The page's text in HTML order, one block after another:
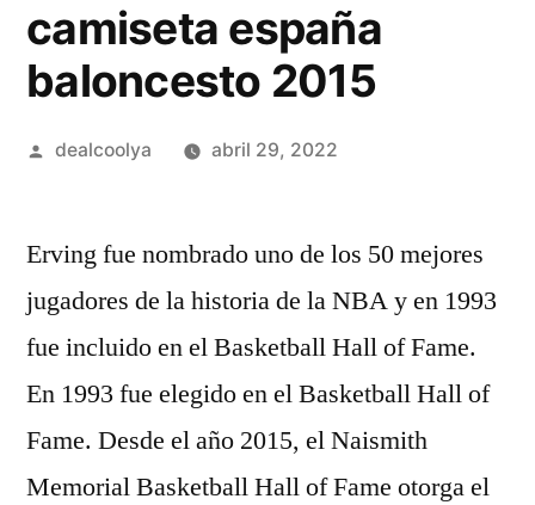
camiseta españa
baloncesto 2015
Publicado
dealcoolya abril 29, 2022
Erving fue nombrado uno de los 50 mejores
jugadores de la historia de la NBA y en 1993
fue incluido en el Basketball Hall of Fame.
En 1993 fue elegido en el Basketball Hall of
Fame. Desde el año 2015, el Naismith
Memorial Basketball Hall of Fame otorga el